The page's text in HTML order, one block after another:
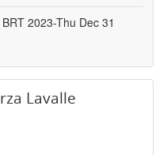
2023-Thu Dec 31
Lavalle